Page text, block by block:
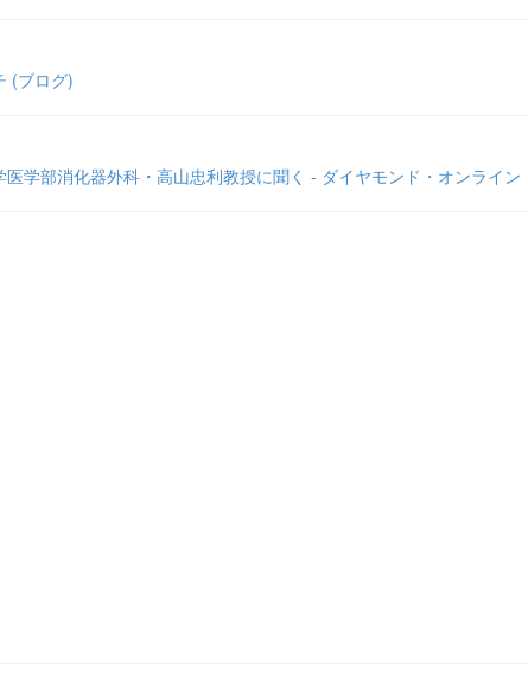
(ブログ)
学部消化器外科・高山忠利教授に聞く - ダイヤモンド・オンライン